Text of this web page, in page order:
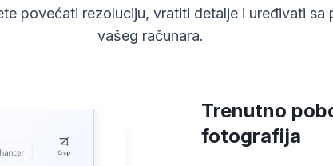
povećati rezoluciju, vratiti detalje i uređivati
vašeg računara.
Trenutno
fotografija